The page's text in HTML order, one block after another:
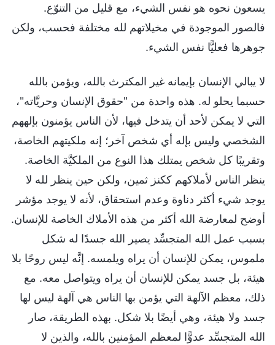
يسعون نحوه هو نفس الشيء، مع قليل من التنوّع.
فالصور الموجودة في مخيلاتهم لله مختلفة فحسب، ولكن
جوهرها فعليًّا نفس الشيء.
لا يبالي الإنسان بإيمانه غير المكترث بالله، ويؤمن بالله
حسبما يحلو له. هذه واحدة من "حقوق الإنسان وحريَّاته"،
التي لا يمكن لأحد أن يتدخل فيها، لأن الناس يؤمنون بإلههم
الشخصي وليس بإله أي شخص آخر؛ إنه ملكيتهم الخاصة،
وتقريبًا كل شخص يمتلك هذا النوع من الملكيَّة الخاصة.
ينظر الناس لأملاكهم ككنز ثمين، ولكن حين ينظر لله لا
يوجد شيء أكثر دناوة وعدم استحقاق، لأنه لا يوجد مؤشر
أوضح لمعارضة الله أكثر من هذه الأملاك الخاصة للإنسان.
بسبب عمل الله المتجسِّد يصير الله جسدًا له شكل
ملموس، يمكن للإنسان أن يراه ويلمسه. إنَّه ليس روحًا بلا
هيئة، بل جسد يمكن للإنسان أن يراه ويتواصل معه. مع
ذلك، معظم الآلهة التي يؤمن بها الناس هي آلهة ليس لها
جسد ولا هيئة، وهي أيضًا بلا شكل. بهذه الطريقة، صار
الله المتجسِّد عدوًّا لمعظم المؤمنين بالله، والذين لا